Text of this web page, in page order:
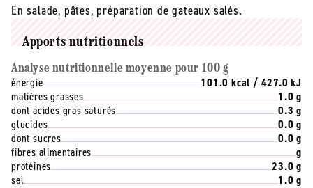
En salade, pâtes, préparation de gateaux salés.
Apports nutritionnels
Analyse nutritionnelle moyenne pour 100 g
énergie
101.0 kcal / 427.0 kJ
matières grasses
1.0 g
dont acides gras saturés
0.3 g
glucides
0.0 g
dont sucres
0.0 g
fibres alimentaires
g
protéines
23.0 g
sel
1.0 g